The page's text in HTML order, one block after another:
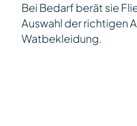
Bei Bedarf berät sie
Auswahl der richtigen
Watbekleidung.